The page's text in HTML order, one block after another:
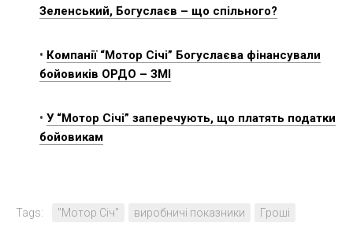
Зеленський, Богуслаєв – що спільного?
• Компанії “Мотор Січі” Богуслаєва фінансували
бойовиків ОРДО – ЗМІ
• У “Мотор Січі” заперечують, що платять податки
бойовикам
Tags: "Мотор Січ" виробничі показники Гроші